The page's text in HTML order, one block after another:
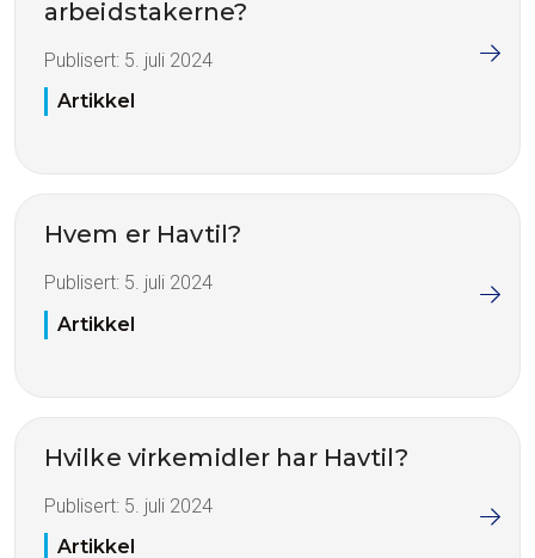
arbeidstakerne?
Publisert: 5. juli 2024
Artikkel
Hvem er Havtil?
Publisert: 5. juli 2024
Artikkel
Hvilke virkemidler har Havtil?
Publisert: 5. juli 2024
Artikkel